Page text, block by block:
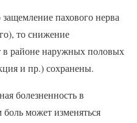
пахового нерва
то снижение
в районе наружных половых
и пр.) сохранены.
болезненность в
может изменяться